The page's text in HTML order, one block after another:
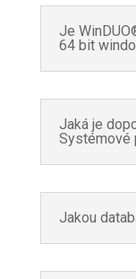
Je
64 bit
Jaká je
Systémové
Jakou